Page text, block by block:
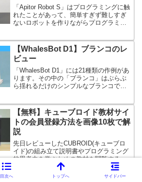
「Apitor Robot S」はプログラミングに触
れたことがあって、簡単すぎず難しすぎ
ないロボットを作りながらプログラミン
【WhalesBot D1】ブランコのレ
ビュー
「WhalesBot D1」には21種類の作例があ
ります。その中の「ブランコ」はぶらぶ
ら揺れるだけのシンプルなブランコで
【無料】キューブロイド教材サイ
トの会員登録方法を画像10枚で解
説
先日レビューしたCUBROID(キューブロ
イド)の組み立て説明書やプログラミング
的思考力を学ぶための教材を閲覧するに
は無料の会員登録が必要です。←その方
法を解説します。
目次へ トップへ サイドバー